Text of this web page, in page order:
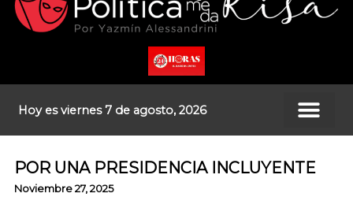
Hoy es viernes 7 de agosto, 2026
POR UNA PRESIDENCIA INCLUYENTE
Noviembre 27, 2025